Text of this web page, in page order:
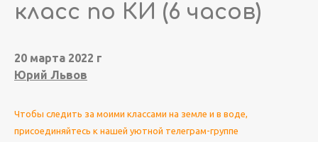
класс по КИ (6 часов)
20 марта 2022 г
Юрий Львов
Чтобы следить за моими классами на земле и в воде,
присоединяйтесь к нашей уютной телеграм-группе